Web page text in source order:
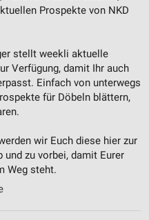
Prospekte von NKD
stellt weekli aktuelle
Verfügung, damit Ihr auch
Einfach von unterwegs
für Döbeln blättern,
wir Euch diese hier zur
zu vorbei, damit Eurer
Weg steht.